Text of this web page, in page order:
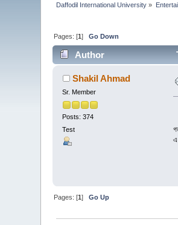
Daffodil International University »
Pages: [1]Go Down
Author
Shakil Ahmad
Sr. Member
Posts: 374
Test
এ
Pages: [1]Go Up